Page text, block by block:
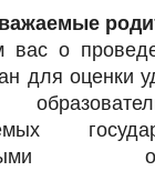
вас о
для оценки